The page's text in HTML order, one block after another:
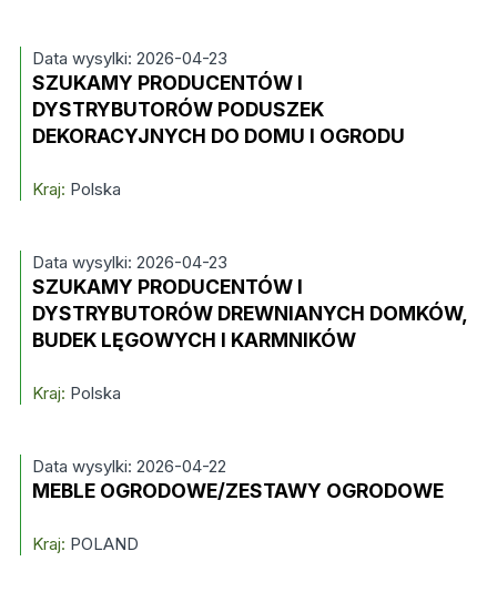
Data wysylki: 2026-04-23
SZUKAMY PRODUCENTÓW I
DYSTRYBUTORÓW PODUSZEK
DEKORACYJNYCH DO DOMU I OGRODU
Kraj: Polska
Data wysylki: 2026-04-23
SZUKAMY PRODUCENTÓW I
DYSTRYBUTORÓW DREWNIANYCH DOMKÓW,
BUDEK LĘGOWYCH I KARMNIKÓW
Kraj: Polska
Data wysylki: 2026-04-22
MEBLE OGRODOWE/ZESTAWY OGRODOWE
Kraj: POLAND